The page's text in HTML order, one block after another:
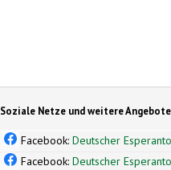
Soziale Netze und weitere Angebote
Facebook:Deutscher
Facebook:Deutscher